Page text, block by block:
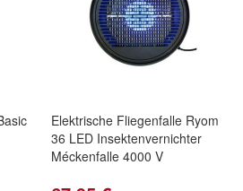
Elektrische Fliegenfalle Ryom
36 LED Insektenvernichter
Méckenfalle 4000 V